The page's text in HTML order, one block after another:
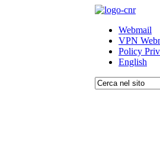
Webmail
VPN
Policy
English